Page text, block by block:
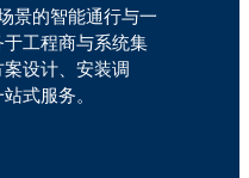
景的智能通行与一
工程商与系统集
设计、安装调
式服务。